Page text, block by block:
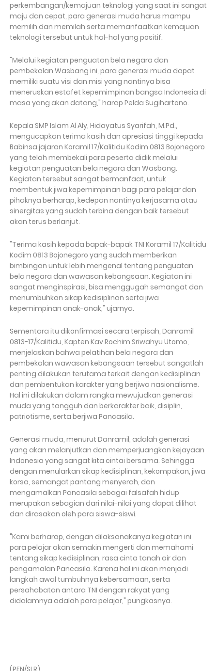
perkembangan/kemajuan teknologi yang saat ini sangat
maju dan cepat, para generasi muda harus mampu
memilih dan memilah serta memanfaatkan kemajuan
teknologi tersebut untuk hal-hal yang positif.
"Melalui kegiatan penguatan bela negara dan
pembekalan Wasbang ini, para generasi muda dapat
memiliki suatu visi dan misi yang nantinya bisa
meneruskan estafet kepemimpinan bangsa Indonesia di
masa yang akan datang," harap Pelda Sugihartono.
Kepala SMP Islam Al Aly, Hidayatus Syarifah, M.Pd.,
mengucapkan terima kasih dan apresiasi tinggi kepada
Babinsa jajaran Koramil 17/Kalitidu Kodim 0813 Bojonegoro
yang telah membekali para peserta didik melalui
kegiatan penguatan bela negara dan Wasbang.
Kegiatan tersebut sangat bermanfaat, untuk
membentuk jiwa kepemimpinan bagi para pelajar dan
pihaknya berharap, kedepan nantinya kerjasama atau
sinergitas yang sudah terbina dengan baik tersebut
akan terus berlanjut.
"Terima kasih kepada bapak-bapak TNI Koramil 17/Kalitidu
Kodim 0813 Bojonegoro yang sudah memberikan
bimbingan untuk lebih mengenal tentang penguatan
bela negara dan wawasan kebangsaan. Kegiatan ini
sangat menginspirasi, bisa menggugah semangat dan
menumbuhkan sikap kedisiplinan serta jiwa
kepemimpinan anak-anak," ujarnya.
Sementara itu dikonfirmasi secara terpisah, Danramil
0813-17/Kalitidu, Kapten Kav Rochim Sriwahyu Utomo,
menjelaskan bahwa pelatihan bela negara dan
pembekalan wawasan kebangsaan tersebut sangatlah
penting dilakukan terutama terkait dengan kedisiplinan
dan pembentukan karakter yang berjiwa nasionalisme.
Hal ini dilakukan dalam rangka mewujudkan generasi
muda yang tangguh dan berkarakter baik, disiplin,
patriotisme, serta berjiwa Pancasila.
Generasi muda, menurut Danramil, adalah generasi
yang akan melanjutkan dan memperjuangkan kejayaan
Indonesia yang sangat kita cintai bersama. Sehingga
dengan menularkan sikap kedisiplinan, kekompakan, jiwa
korsa, semangat pantang menyerah, dan
mengamalkan Pancasila sebagai falsafah hidup
merupakan sebagian dari nilai-nilai yang dapat dilihat
dan dirasakan oleh para siswa-siswi.
"Kami berharap, dengan dilaksanakanya kegiatan ini
para pelajar akan semakin mengerti dan memahami
tentang sikap kedisiplinan, rasa cinta tanah air dan
pengamalan Pancasila. Karena hal ini akan menjadi
langkah awal tumbuhnya kebersamaan, serta
persahabatan antara TNI dengan rakyat yang
didalamnya adalah para pelajar," pungkasnya.
(PEN/SLR)